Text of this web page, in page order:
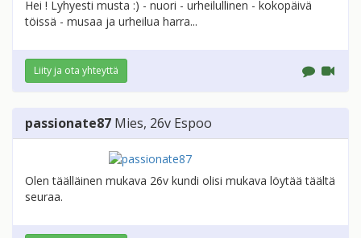
Hei ! Lyhyesti musta :) - nuori - urheilullinen - kokopäivä
töissä - musaa ja urheilua harra...
Liity ja ota yhteyttä
passionate87 Mies, 26v Espoo
Olen täälläinen mukava 26v kundi olisi mukava löytää täältä
seuraa.